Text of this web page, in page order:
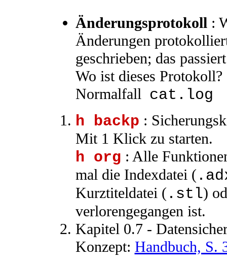
Änderungsprotokoll:
Änderungen
geschrieben; das
Wo ist dieses
Normalfall cat.log
h backp :
Mit 1 Klick zu starten.
h org : Alle
mal die Indexdatei (
Kurztiteldatei ( .stl)
verlorengegangen ist.
Kapitel 0.7 -
Konzept: Handbuch, S.